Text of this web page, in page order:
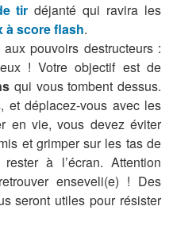
tir déjanté qui ravira les
à score flash.
pouvoirs destructeurs :
! Votre objectif est de
qui vous tombent dessus.
, et déplacez-vous avec les
en vie, vous devez éviter
et grimper sur les tas de
à l’écran. Attention
enseveli(e) ! Des
seront utiles pour résister